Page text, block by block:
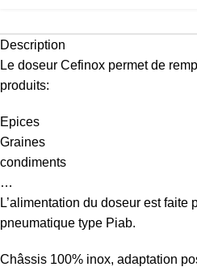
Description
Le doseur Cefinox permet de
produits:
Epices
Graines
condiments
…
L’alimentation du doseur est faite
pneumatique type Piab.
Châssis 100% inox, adaptation